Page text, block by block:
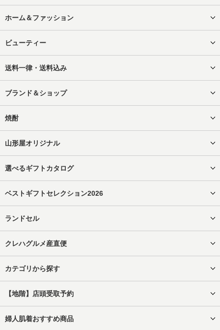
ホーム＆ファッション
ビューティー
送料一律・送料込み
ブランド＆ショップ
焼酎
山形屋オリジナル
選べるギフトカタログ
ベストギフトセレクション2026
ランドセル
クレハグルメ産直便
カテゴリから探す
【地階】店頭受取予約
婦人肌着おすすめ商品